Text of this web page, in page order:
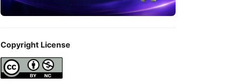
Copyright License